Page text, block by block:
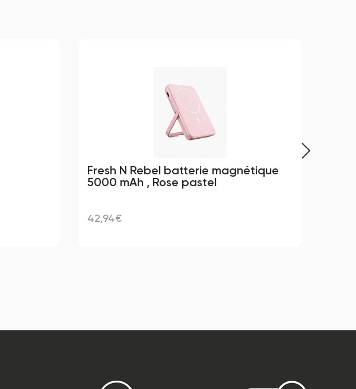
Fresh N Rebel batterie magnétique
5000 mAh , Rose pastel
42,94€